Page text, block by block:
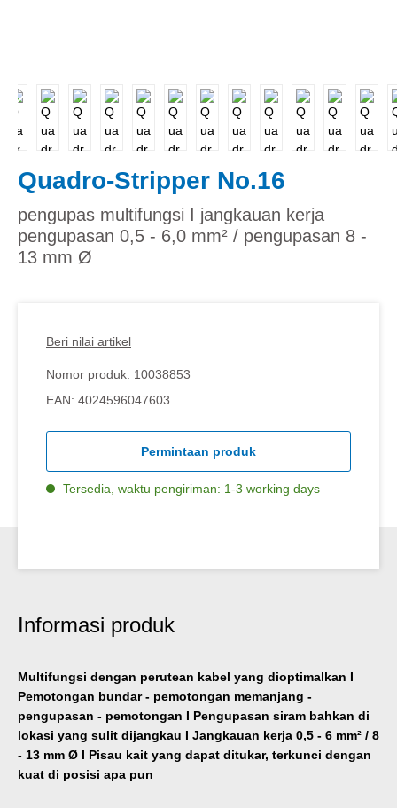
Quadro-Stripper No.16
pengupas multifungsi I jangkauan kerja
pengupasan 0,5 - 6,0 mm² / pengupasan 8 -
13 mm Ø
Beri nilai artikel
Nomor produk: 10038853
EAN: 4024596047603
Permintaan produk
Tersedia, waktu pengiriman: 1-3 working days
Informasi produk
Multifungsi dengan perutean kabel yang dioptimalkan I
Pemotongan bundar - pemotongan memanjang -
pengupasan - pemotongan I Pengupasan siram bahkan di
lokasi yang sulit dijangkau I Jangkauan kerja 0,5 - 6 mm² / 8
- 13 mm Ø I Pisau kait yang dapat ditukar, terkunci dengan
kuat di posisi apa pun